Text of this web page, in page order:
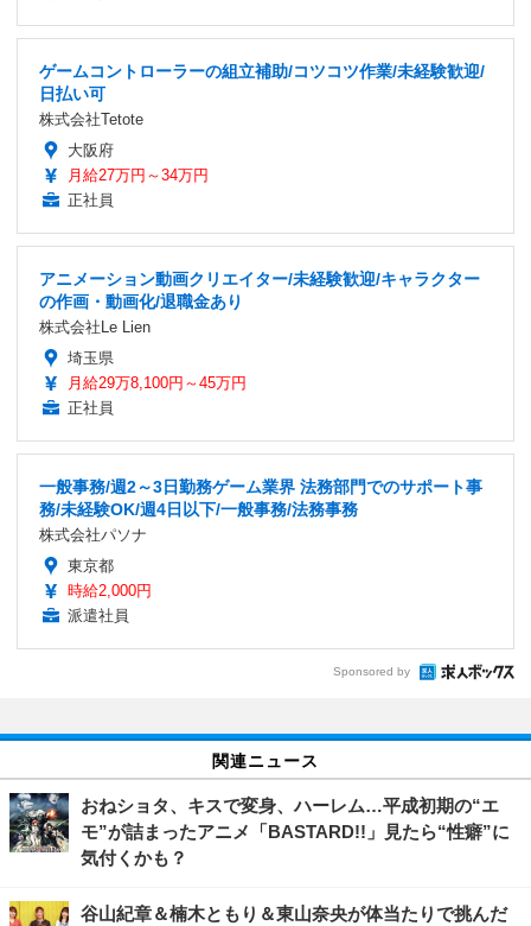
ゲームコントローラーの組立補助/コツコツ作業/未経験歓迎/
日払い可
株式会社Tetote
大阪府
月給27万円～34万円
正社員
アニメーション動画クリエイター/未経験歓迎/キャラクター
の作画・動画化/退職金あり
株式会社Le Lien
埼玉県
月給29万8,100円～45万円
正社員
一般事務/週2～3日勤務ゲーム業界 法務部門でのサポート事
務/未経験OK/週4日以下/一般事務/法務事務
株式会社パソナ
東京都
時給2,000円
派遣社員
Sponsored by
関連ニュース
おねショタ、キスで変身、ハーレム…平成初期の“エ
モ”が詰まったアニメ「BASTARD!!」見たら“性癖”に
気付くかも？
谷山紀章＆楠木ともり＆東山奈央が体当たりで挑んだ